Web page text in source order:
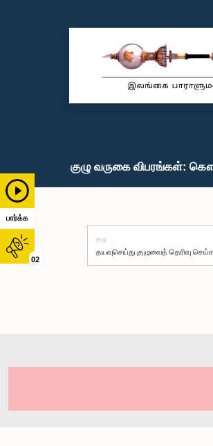
பார்க்க
02
குழு வருகை விபரங்கள்:
குழு